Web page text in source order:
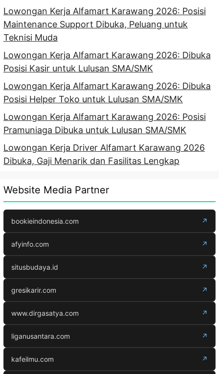
Lowongan Kerja Alfamart Karawang 2026: Posisi
Maintenance Support Dibuka, Peluang untuk
Teknisi Muda
Lowongan Kerja Alfamart Karawang 2026: Dibuka
Posisi Kasir untuk Lulusan SMA/SMK
Lowongan Kerja Alfamart Karawang 2026: Dibuka
Posisi Helper Toko untuk Lulusan SMA/SMK
Lowongan Kerja Alfamart Karawang 2026: Posisi
Pramuniaga Dibuka untuk Lulusan SMA/SMK
Lowongan Kerja Driver Alfamart Karawang 2026
Dibuka, Gaji Menarik dan Fasilitas Lengkap
Website Media Partner
bookieindonesia.com ↗
afyinfo.com ↗
situsbudaya.id ↗
gresikarir.com ↗
www.dirgasatya.com ↗
liganusantara.com ↗
kafeilmu.com ↗